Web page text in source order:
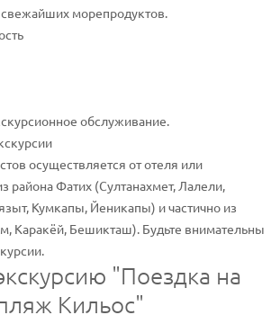
морепродуктов.
обслуживание.
осуществляется от отеля или
района Фатих (Султанахмет, Лалели,
Кумкапы, Йеникапы) и частично из
Каракёй, Бешикташ). Будьте внимательны
"Поездка на
Кильос"